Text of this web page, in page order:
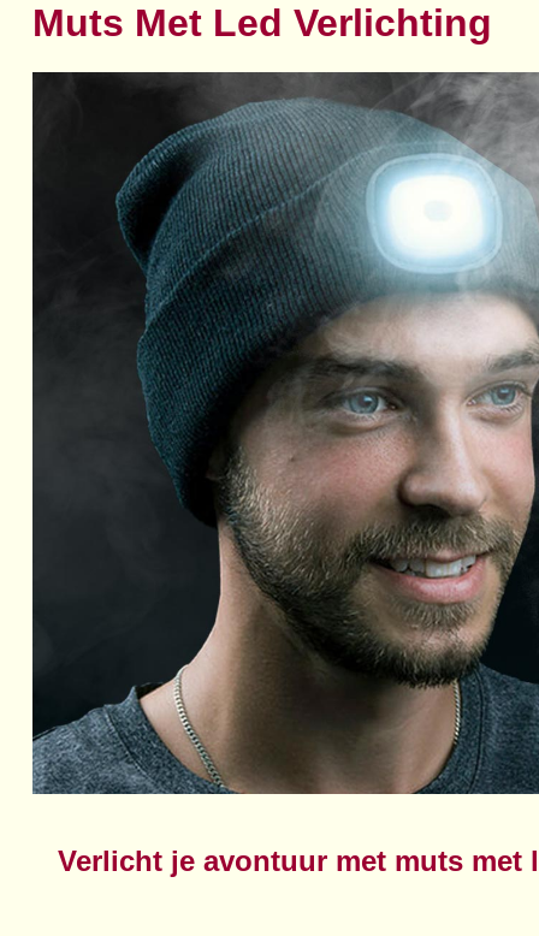
Muts Met Led Verlichting
Verlicht je avontuur met muts met